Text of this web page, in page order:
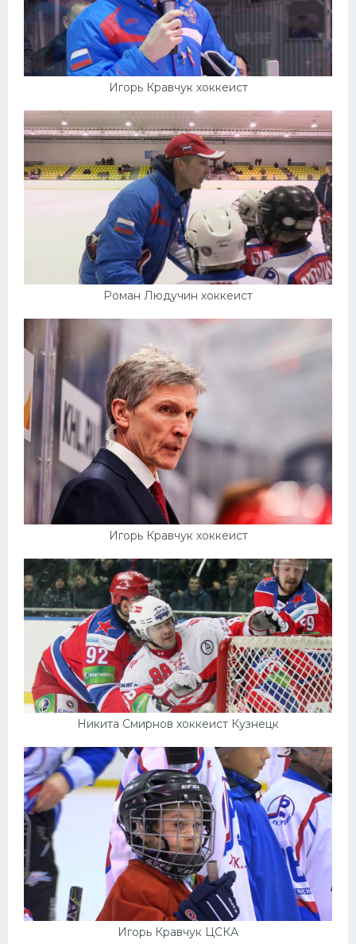
Игорь Кравчук хоккеист
Роман Людучин хоккеист
Игорь Кравчук хоккеист
Никита Смирнов хоккеист Кузнецк
Игорь Кравчук ЦСКА